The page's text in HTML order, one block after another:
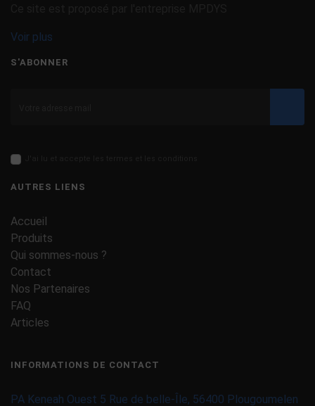
Voir plus
S'ABONNER
AUTRES LIENS
Accueil
Produits
Qui sommes-nous ?
Contact
Nos Partenaires
FAQ
Articles
INFORMATIONS DE CONTACT
PA Keneah Ouest 5 Rue de belle-Île, 56400 Plougoumelen